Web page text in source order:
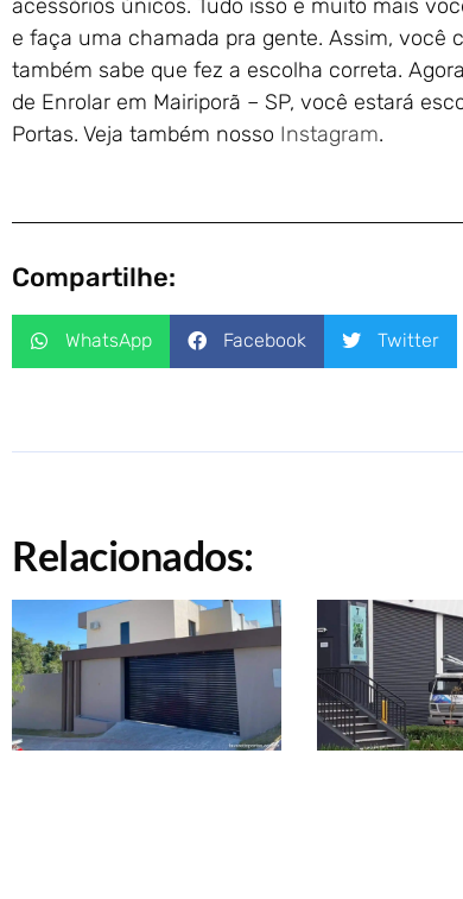
acessórios únicos. Tudo isso e muito mais
e faça uma chamada pra gente. Assim, você
também sabe que fez a escolha correta.
de Enrolar em Mairiporã – SP, você estará
Portas. Veja também nosso Instagram.
Compartilhe:
WhatsApp Facebook Twitter
Relacionados: